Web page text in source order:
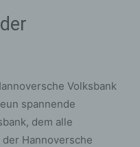
Volksbank
spannende
dem alle
Hannoversche